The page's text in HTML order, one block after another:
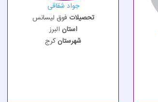
جواد شقاقی
تحصیلات فوق لیسانس
استان البرز
شهرستانکرج